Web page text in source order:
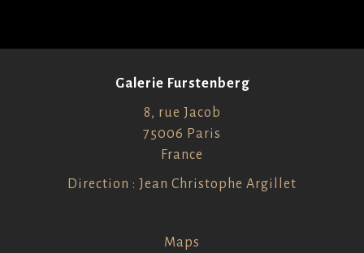
Galerie Furstenberg
8, rue Jacob
75006 Paris
France
Direction : Jean Christophe Argillet
Maps